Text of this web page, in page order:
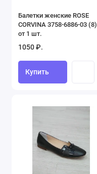
Балетки женские ROSE
CORVINA 3758-6886-03 (8)
от 1 шт.
1050 ₽.
Купить